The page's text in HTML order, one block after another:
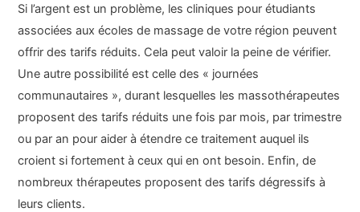
Si l’argent est un problème, les cliniques pour étudiants
associées aux écoles de massage de votre région peuvent
offrir des tarifs réduits. Cela peut valoir la peine de vérifier.
Une autre possibilité est celle des « journées
communautaires », durant lesquelles les massothérapeutes
proposent des tarifs réduits une fois par mois, par trimestre
ou par an pour aider à étendre ce traitement auquel ils
croient si fortement à ceux qui en ont besoin. Enfin, de
nombreux thérapeutes proposent des tarifs dégressifs à
leurs clients.